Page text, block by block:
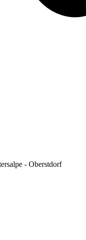
- Oberstdorf